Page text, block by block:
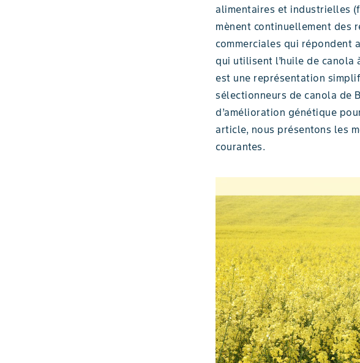
alimentaires et industrielles
mènent continuellement des
commerciales qui répondent
qui utilisent l’huile de
est une représentation
sélectionneurs de canola de
d’amélioration génétique
article, nous présentons les
courantes.